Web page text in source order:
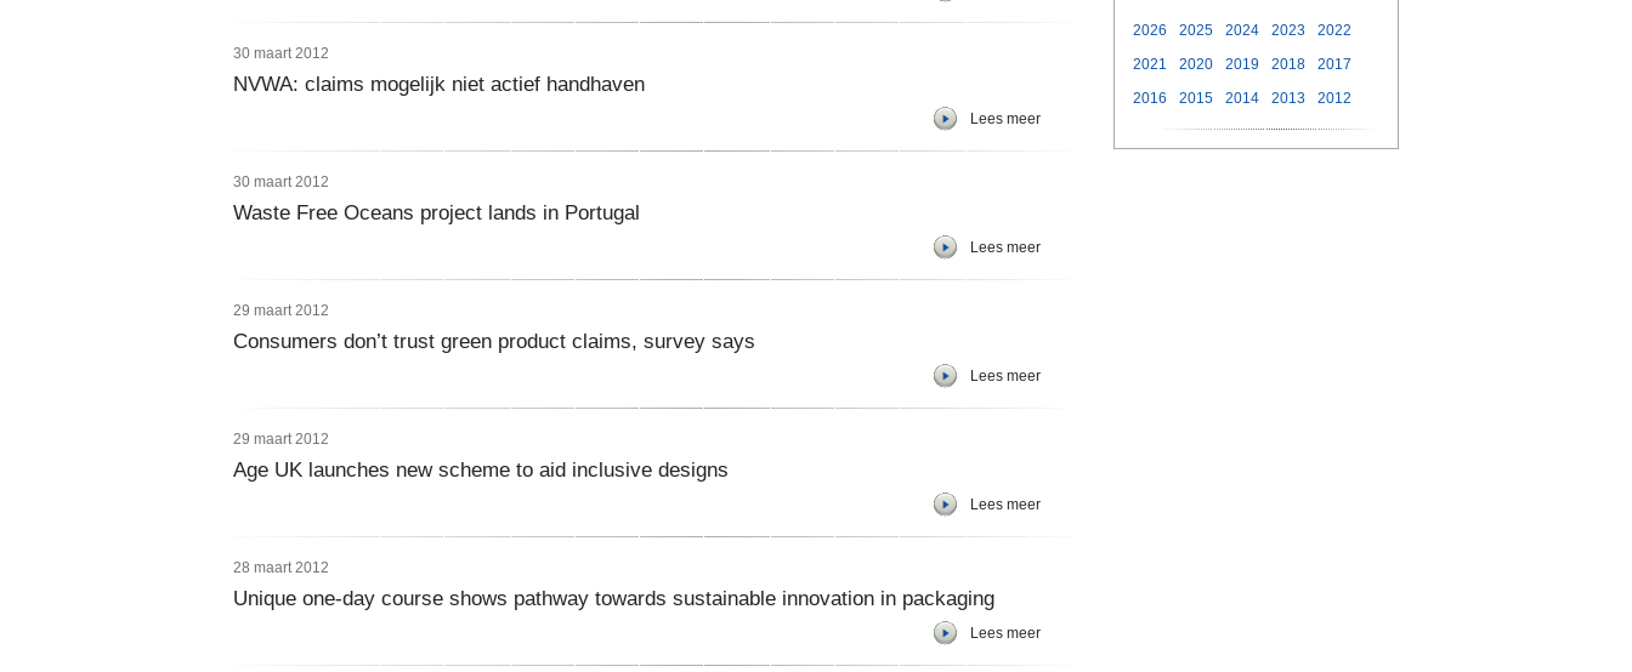
30 maart 2012
NVWA: claims mogelijk niet actief handhaven
Lees meer
30 maart 2012
Waste Free Oceans project lands in Portugal
Lees meer
29 maart 2012
Consumers don’t trust green product claims, survey says
Lees meer
29 maart 2012
Age UK launches new scheme to aid inclusive designs
Lees meer
28 maart 2012
Unique one-day course shows pathway towards sustainable innovation in packaging
Lees meer
2026 2025 2024 2023
2022
2021
2020 2019 2018
2017
2016
2015 2014 2013 2012